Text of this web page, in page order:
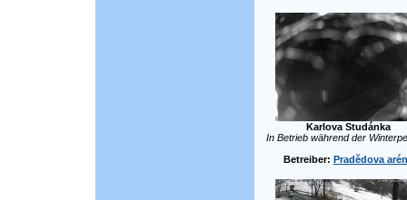
Karlova Studánka
In Betrieb während der
Betreiber: Pradědova